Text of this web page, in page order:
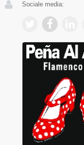
Sociale media: